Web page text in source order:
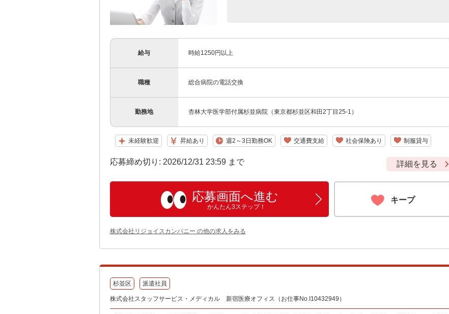
給与 時給1250円以上
職種 総合病院の電話交換
勤務地 杏林大学医学部付属杉並病院（東京都杉並区和田2丁目25-1）
未経験歓迎 昇給あり 週2～3日勤務OK 交通費支給 社会保険あり 制服貸与
応募締め切り: 2026/12/31 23:59 まで 詳細を見る
応募画面へ進む
かんたん3ステップ！
キープ
株式会社リジョイスカンパニー の他の求人をみる
杉並区 派遣社員
株式会社スタッフサービス・メディカル 新宿医療オフィス（お仕事No.I10432949）